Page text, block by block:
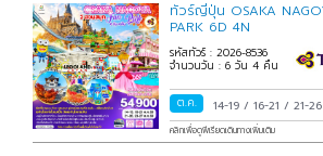
ทัวร์ญี่ปุ่น OSAKA
PARK 6D 4N
รหัสทัวร์ : 2026-8536
จำนวนวัน : 6 วัน 4 คืน
ต.ค. 14-19/16-21/21-
คลิกเพื่อดูพีเรียดเดินทางเพิ่มเติม